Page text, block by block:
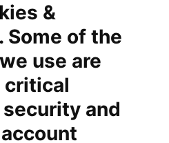
&
Some of the
use are
critical
and